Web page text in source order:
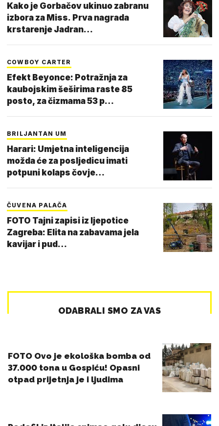
Kako je Gorbačov ukinuo zabranu
izbora za Miss. Prva nagrada
krstarenje Jadran…
COWBOY CARTER
Efekt Beyonce: Potražnja za
kaubojskim šeširima raste 85
posto, za čizmama 53 p…
BRILJANTAN UM
Harari: Umjetna inteligencija
možda će za posljedicu imati
potpuni kolaps čovje…
ČUVENA PALAČA
FOTO Tajni zapisi iz ljepotice
Zagreba: Elita na zabavama jela
kavijar i pud…